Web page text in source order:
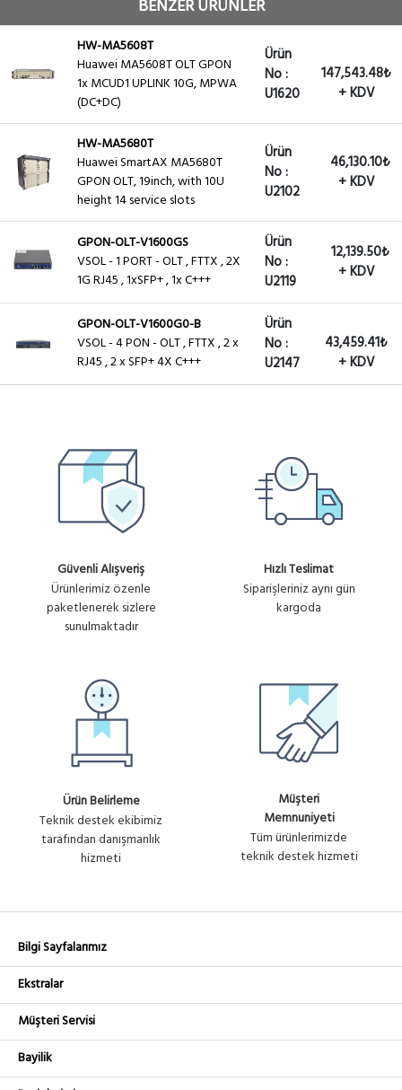
BENZER ÜRÜNLER
HW-MA5608T
Huawei MA5608T OLT GPON
1x MCUD1 UPLINK 10G, MPWA
(DC+DC)
Ürün
No :
U1620
147,543.48₺
+ KDV
HW-MA5680T
Huawei SmartAX MA5680T
GPON OLT, 19inch, with 10U
height 14 service slots
Ürün
No :
U2102
46,130.10₺
+ KDV
GPON-OLT-V1600GS
VSOL - 1 PORT - OLT , FTTX , 2X
1G RJ45 , 1xSFP+ , 1x C+++
Ürün
No :
U2119
12,139.50₺
+ KDV
GPON-OLT-V1600G0-B
VSOL - 4 PON - OLT , FTTX , 2 x
RJ45 , 2 x SFP+ 4X C+++
Ürün
No :
U2147
43,459.41₺
+ KDV
10G UPLINK
U2145
HW-MA5800-X2
Huawei MA5800X2 OLT GPON
Ürün
No :
118,967.10₺
Güvenli Alışveriş
Ürünlerimiz özenle
paketlenerek sizlere
sunulmaktadır
Hızlı Teslimat
Siparişleriniz aynı gün
kargoda
Ürün Belirleme
Teknik destek ekibimiz
tarafından danışmanlık
hizmeti
Müşteri
Memnuniyeti
Tüm ürünlerimizde
teknik destek hizmeti
Bilgi Sayfalarımız
Ekstralar
Müşteri Servisi
Bayilik